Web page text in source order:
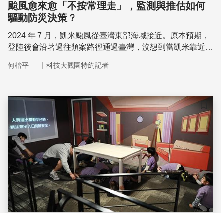
颱風愈來愈「不按常理走」，監測與推估如何
驅動防災決策？
2024 年 7 月，凱米颱風從臺灣東部海域接近。原本預期，
登陸後會沿著過往類案路徑通過臺灣，沒想到當凱米靠近
大幅累積，導致臺灣南部許多地區創下單日降雨量新高紀
何楷平 ｜ 科技大觀園特約記者
儲存